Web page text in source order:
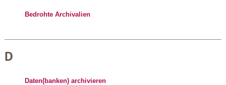
Bedrohte Archivalien
D
Daten(banken) archivieren